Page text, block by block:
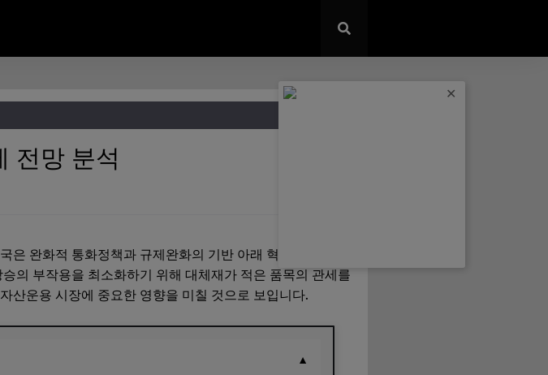
전망 분석
완화적 통화정책과 규제완화의 기반 아래 혁신 주도 경제
의 부작용을 최소화하기 위해 대체재가 적은 품목의 관세를
산운용 시장에 중요한 영향을 미칠 것으로 보입니다.
✕